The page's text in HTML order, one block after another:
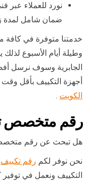
نورد للعملاء عبر
ضمان شامل لمدة
خدمتنا متوفرة في كافة
وطيلة أيام الأسبوع
الجابرية وسوف نرسل
أجهزة التكييف بأقل
الكويت .
رقم متخصص
هل تبحث عن رقم متخصص
نحن نوفر لكم رقم تكييف
التكييف ونعمل في توفير